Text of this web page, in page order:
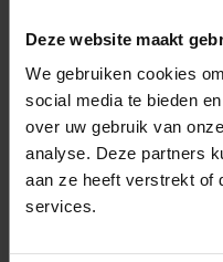
Deze website maakt
We gebruiken cookies
social media te bieden
over uw gebruik van
analyse. Deze partners
aan ze heeft verstrekt of
services.